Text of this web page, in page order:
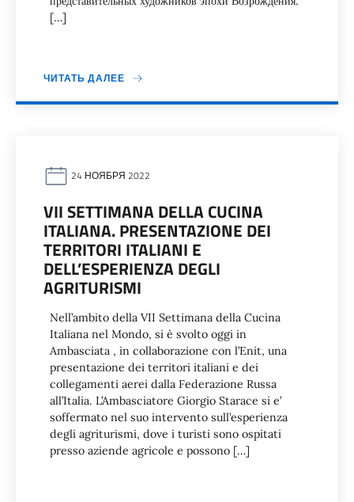
[…]
ЧИТАТЬ ДАЛЕЕ
24 НОЯБРЯ 2022
VII SETTIMANA DELLA CUCINA
ITALIANA. PRESENTAZIONE DEI
TERRITORI ITALIANI E
DELL’ESPERIENZA DEGLI
AGRITURISMI
Nell’ambito della VII Settimana della Cucina
Italiana nel Mondo, si è svolto oggi in
Ambasciata , in collaborazione con l’Enit, una
presentazione dei territori italiani e dei
collegamenti aerei dalla Federazione Russa
all’Italia. L’Ambasciatore Giorgio Starace si e’
soffermato nel suo intervento sull’esperienza
degli agriturismi, dove i turisti sono ospitati
presso aziende agricole e possono […]